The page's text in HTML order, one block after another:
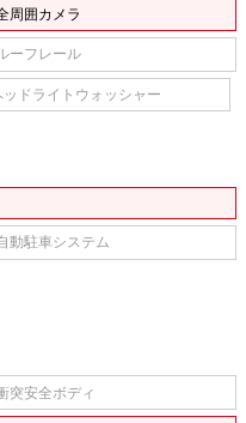
周囲カメラ
ーフレール
ッドライトウォッシャー
動駐車システム
突安全ボディ